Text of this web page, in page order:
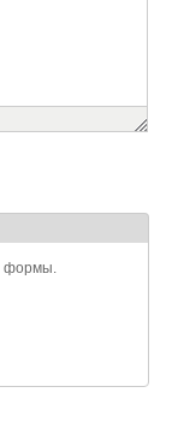
формы.